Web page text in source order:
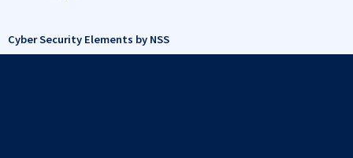
Cyber Security Elements by NSS